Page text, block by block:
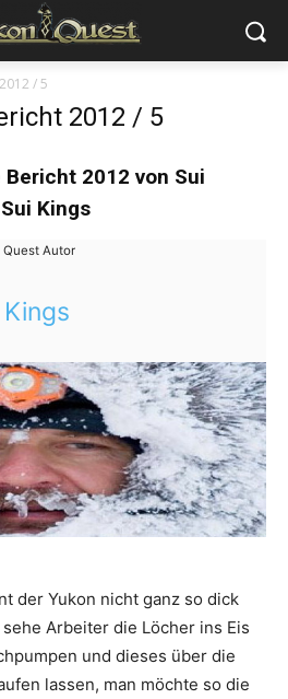
/ 5
2012 / 5
Bericht 2012 von Sui
Kings
Quest Autor
der Yukon nicht ganz so dick
Arbeiter die Löcher ins Eis
und dieses über die
lassen, man möchte so die